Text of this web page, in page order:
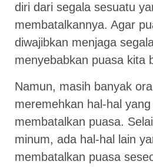
diri dari segala sesuatu
membatalkannya. Agar
diwajibkan menjaga
menyebabkan puasa kita
Namun, masih banyak
meremehkan hal-hal
membatalkan puasa.
minum, ada hal-hal lain
membatalkan puasa